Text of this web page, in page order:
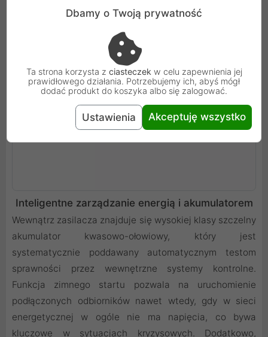
Inteligentne zarządzanie energią i akumulatorem
Wewnątrz zasilacza znajduje się wysokiej klasy szczelny
akumulator kwasowo-ołowiowy, który jest
systematycznie poddawany automatycznym testom
sprawności przez wewnętrzne systemy kontrolne.
Funkcja zimnego startu pozwala na uruchomienie
podłączonych odbiorników nawet wtedy, gdy w sieci
energetycznej w ogóle nie ma napięcia, co bywa
kluczowe w sytuacjach kryzysowych. Dodatkowo,
Dbamy o Twoją prywatność
Ta strona korzysta z ciasteczek w celu zapewnienia jej
prawidłowego działania. Potrzebujemy ich, abyś mógł
dodać produkt do koszyka albo się zalogować.
Ustawienia Akceptuję wszystko